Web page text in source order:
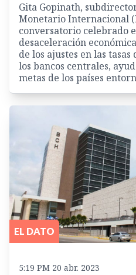
Gita Gopinath,
Monetario Internacional
conversatorio celebrado
desaceleración
de los ajustes en las
los bancos centrales,
metas de los países
EL DATO
5:19 PM 20 abr. 2023